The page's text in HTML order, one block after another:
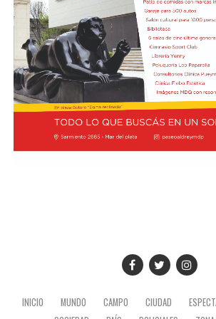
Previamente, Milei participó del acto
y toma de mando de la presidenta de
Fujimori, realizado en el Congreso de
marco de su visita oficial a Lima.
El presidente viajó acompañado por
integrada por el canciller Pablo Quirno
general de la Presidencia, Karina Milei.
INICIO MUNDO CAMPO CIUDAD